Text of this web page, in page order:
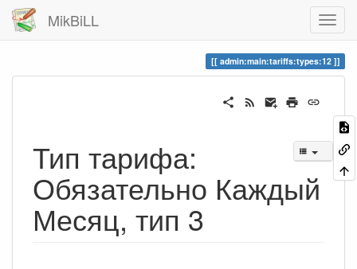
MikBiLL
admin:main:tariffs:types:12
Тип тарифа:
Обязательно Каждый
Месяц, тип 3